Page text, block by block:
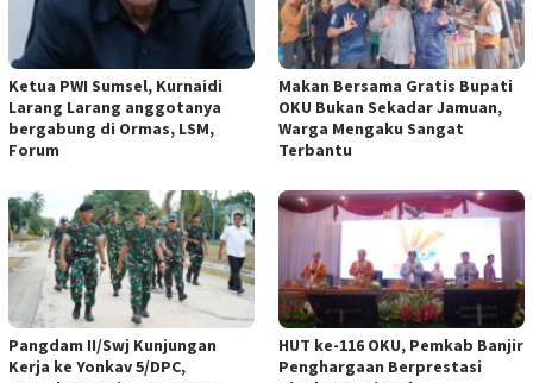
Ketua PWI Sumsel, Kurnaidi
Larang Larang anggotanya
bergabung di Ormas, LSM,
Forum
Makan Bersama Gratis Bupati
OKU Bukan Sekadar Jamuan,
Warga Mengaku Sangat
Terbantu
Pangdam II/Swj Kunjungan
Kerja ke Yonkav 5/DPC,
HUT ke-116 OKU, Pemkab Banjir
Penghargaan Berprestasi